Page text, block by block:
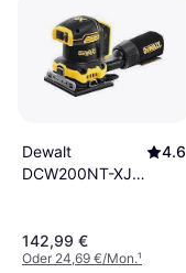
Dewalt
DCW200NT-XJ
4.6
142,99 €
Oder 24,69 €/Mon.¹